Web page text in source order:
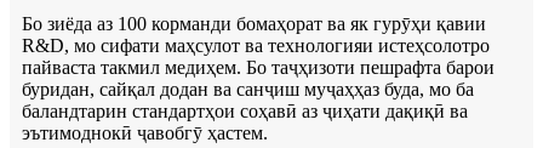
Бо зиёда аз 100 корманди бомаҳорат ва як гурӯҳи қавии
R&D, мо сифати маҳсулот ва технологияи истеҳсолотро
пайваста такмил медиҳем. Бо таҷҳизоти пешрафта барои
буридан, сайқал додан ва санҷиш муҷаҳҳаз буда, мо ба
баландтарин стандартҳои соҳавӣ аз ҷиҳати дақиқӣ ва
эътимоднокӣ ҷавобгӯ ҳастем.